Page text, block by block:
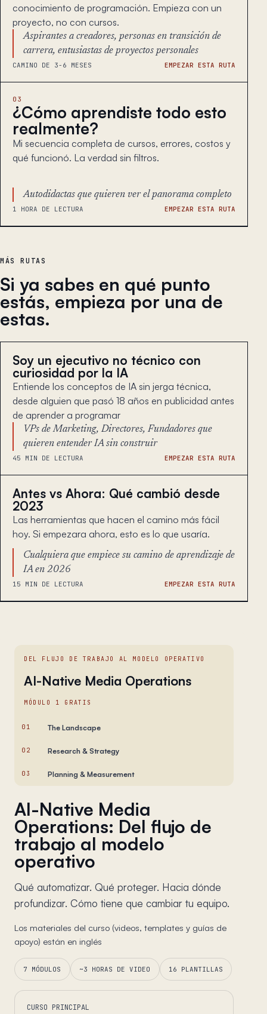
conocimiento de programación. Empieza con un
proyecto, no con cursos.
Aspirantes a creadores, personas en transición de
carrera, entusiastas de proyectos personales
CAMINO DE 3-6 MESES EMPEZAR ESTA RUTA
03
¿Cómo aprendiste todo esto
realmente?
Mi secuencia completa de cursos, errores, costos y
qué funcionó. La verdad sin filtros.
Autodidactas que quieren ver el panorama completo
1 HORA DE LECTURA EMPEZAR ESTA RUTA
MÁS RUTAS
Si ya sabes en qué punto
estás, empieza por una de
estas.
Soy un ejecutivo no técnico con
curiosidad por la IA
Entiende los conceptos de IA sin jerga técnica,
desde alguien que pasó 18 años en publicidad antes
de aprender a programar
VPs de Marketing, Directores, Fundadores que
quieren entender IA sin construir
45 MIN DE LECTURA EMPEZAR ESTA RUTA
Antes vs Ahora: Qué cambió desde
2023
Las herramientas que hacen el camino más fácil
hoy. Si empezara ahora, esto es lo que usaría.
Cualquiera que empiece su camino de aprendizaje de
IA en 2026
15 MIN DE LECTURA EMPEZAR ESTA RUTA
AI-Native Media
Operations: Del flujo de
trabajo al modelo
operativo
Qué automatizar. Qué proteger. Hacia dónde
profundizar. Cómo tiene que cambiar tu equipo.
Los materiales del curso (videos, templates y guías de
apoyo) están en inglés
7 MÓDULOS ~3 HORAS DE VIDEO 16 PLANTILLAS
CURSO PRINCIPAL
DEL FLUJO DE TRABAJO AL MODELO OPERATIVO
AI-Native Media Operations
MÓDULO 1 GRATIS
01 The Landscape
02 Research & Strategy
03 Planning & Measurement